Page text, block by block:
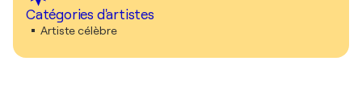
Catégories d'artistes
Artiste célèbre